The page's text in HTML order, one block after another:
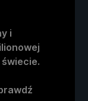
i
świecie.